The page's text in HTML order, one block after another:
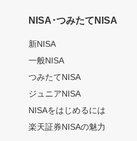
NISA･つみたてNISA
新NISA
一般NISA
つみたてNISA
ジュニアNISA
NISAをはじめるには
楽天証券NISAの魅力